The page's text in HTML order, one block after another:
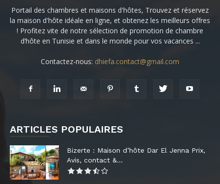
Portail des chambres et maisons d'hôtes, Trouvez et réservez
la maison d'hôte idéale en ligne, et obtenez les meilleurs offres
! Profitez vite de notre sélection de promotion de chambre
d’hôte en Tunisie et dans le monde pour vos vacances ...
Contactez-nous: dhiefa.contact@gmail.com
ARTICLES POPULAIRES
Bizerte : Maison d’hôte Dar El Jenna Prix,
Avis, contact &...